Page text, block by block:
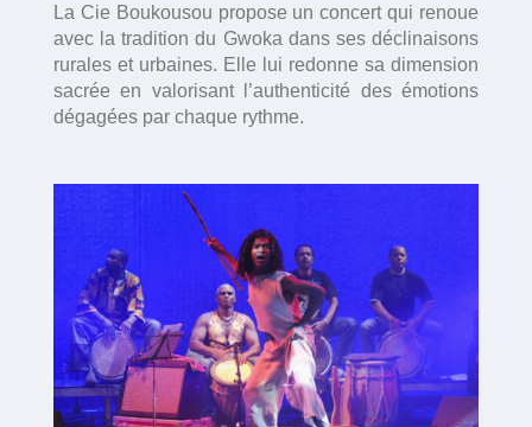
La Cie Boukousou propose un concert qui renoue
avec la tradition du Gwoka dans ses déclinaisons
rurales et urbaines. Elle lui redonne sa dimension
sacrée en valorisant l’authenticité des émotions
dégagées par chaque rythme.